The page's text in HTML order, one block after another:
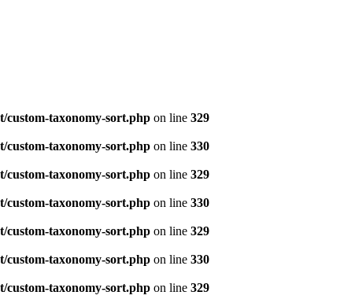
custom-taxonomy-sort.php on line 329
custom-taxonomy-sort.php on line 330
custom-taxonomy-sort.php on line 329
custom-taxonomy-sort.php on line 330
custom-taxonomy-sort.php on line 329
custom-taxonomy-sort.php on line 330
custom-taxonomy-sort.php on line 329